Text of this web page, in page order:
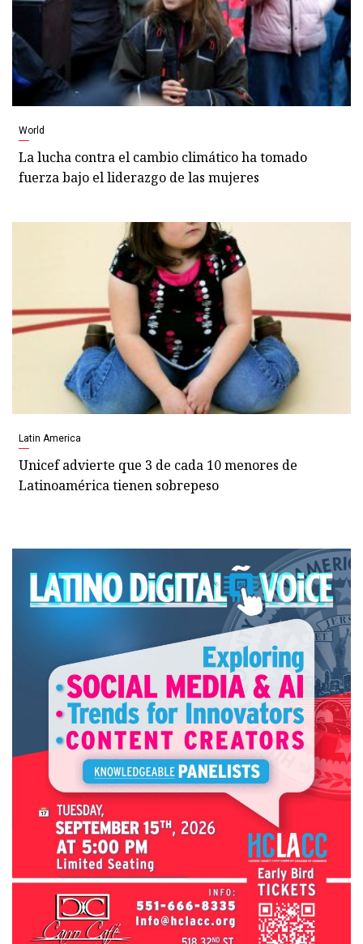
World
La lucha contra el cambio climático ha tomado
fuerza bajo el liderazgo de las mujeres
Latin America
Unicef advierte que 3 de cada 10 menores de
Latinoamérica tienen sobrepeso